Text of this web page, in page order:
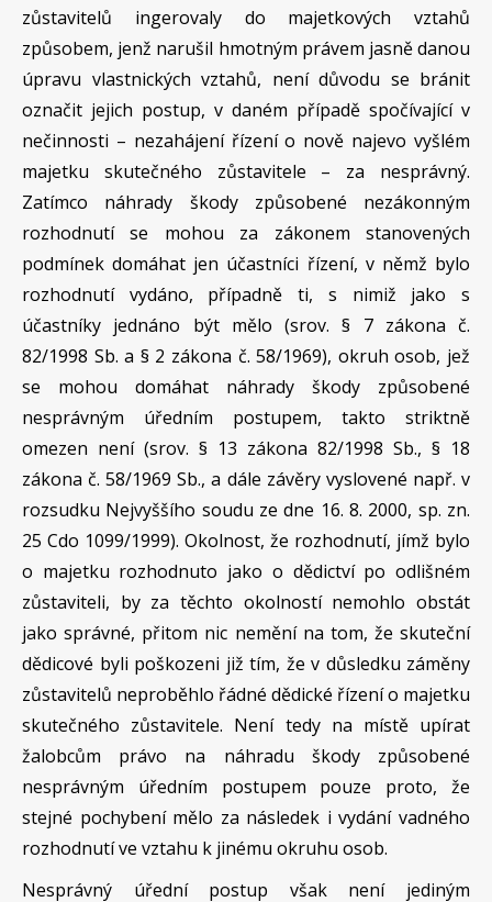
zůstavitelů ingerovaly do majetkových vztahů
způsobem, jenž narušil hmotným právem jasně danou
úpravu vlastnických vztahů, není důvodu se bránit
označit jejich postup, v daném případě spočívající v
nečinnosti – nezahájení řízení o nově najevo vyšlém
majetku skutečného zůstavitele – za nesprávný.
Zatímco náhrady škody způsobené nezákonným
rozhodnutí se mohou za zákonem stanovených
podmínek domáhat jen účastníci řízení, v němž bylo
rozhodnutí vydáno, případně ti, s nimiž jako s
účastníky jednáno být mělo (srov. § 7 zákona č.
82/1998 Sb. a § 2 zákona č. 58/1969), okruh osob, jež
se mohou domáhat náhrady škody způsobené
nesprávným úředním postupem, takto striktně
omezen není (srov. § 13 zákona 82/1998 Sb., § 18
zákona č. 58/1969 Sb., a dále závěry vyslovené např. v
rozsudku Nejvyššího soudu ze dne 16. 8. 2000, sp. zn.
25 Cdo 1099/1999). Okolnost, že rozhodnutí, jímž bylo
o majetku rozhodnuto jako o dědictví po odlišném
zůstaviteli, by za těchto okolností nemohlo obstát
jako správné, přitom nic nemění na tom, že skuteční
dědicové byli poškozeni již tím, že v důsledku záměny
zůstavitelů neproběhlo řádné dědické řízení o majetku
skutečného zůstavitele. Není tedy na místě upírat
žalobcům právo na náhradu škody způsobené
nesprávným úředním postupem pouze proto, že
stejné pochybení mělo za následek i vydání vadného
rozhodnutí ve vztahu k jinému okruhu osob.
Nesprávný úřední postup však není jediným